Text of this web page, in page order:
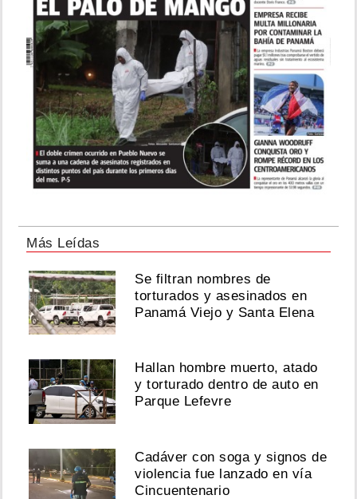
Más Leídas
Se filtran nombres de
torturados y asesinados en
Panamá Viejo y Santa Elena
Hallan hombre muerto, atado
y torturado dentro de auto en
Parque Lefevre
Cadáver con soga y signos de
violencia fue lanzado en vía
Cincuentenario